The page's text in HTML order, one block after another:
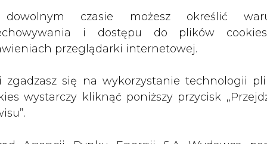
czasie możesz określić
i dostępu do plików
przeglądarki internetowej.
zgadzasz się na wykorzystanie technologii
wystarczy kliknąć poniższy przycisk
Artykuł powstał bez wsparcia narzędzi sztucznej
inteligencji. Wydawca portalu CIRE zgadza się na
publikacji do szkoleń treningowych LLM.